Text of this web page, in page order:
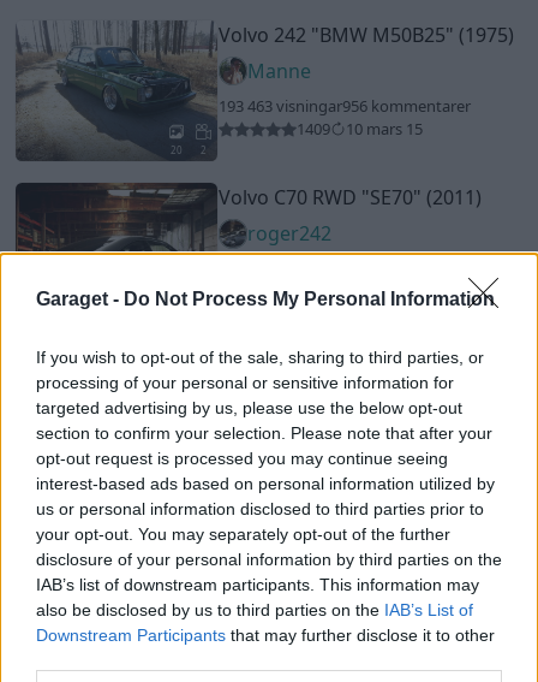
Garaget - Do Not Process My Personal Information
If you wish to opt-out of the sale, sharing to third parties, or
processing of your personal or sensitive information for
targeted advertising by us, please use the below opt-out
section to confirm your selection. Please note that after your
opt-out request is processed you may continue seeing
interest-based ads based on personal information utilized by
us or personal information disclosed to third parties prior to
your opt-out. You may separately opt-out of the further
disclosure of your personal information by third parties on the
IAB’s list of downstream participants. This information may
also be disclosed by us to third parties on the IAB’s List of
Downstream Participants that may further disclose it to other
20 2
Volvo 242 "BMW M50B25" (1975)
Manne
193 463 visningar956 kommentarer
1409
10 mars 15
Volvo C70 RWD "SE70" (2011)
roger242
1114
7 aug. 14
Chevrolet Camaro 2SS RS
"Supercharged 750hk"(2010)
Tohell
18 304 visningar110 kommentarer
95
24 juli 14
18
Volvo 244 "519whp" (1981)
dubrolle
175 390 visningar1340 kommentarer
1627
14 nov. 16